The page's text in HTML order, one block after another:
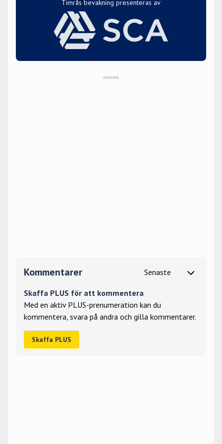
Timrås bevakning presenteras av
Kommentarer
Skaffa PLUS för att kommentera
Med en aktiv PLUS-prenumeration kan du
kommentera, svara på andra och gilla kommentarer.
Skaffa PLUS